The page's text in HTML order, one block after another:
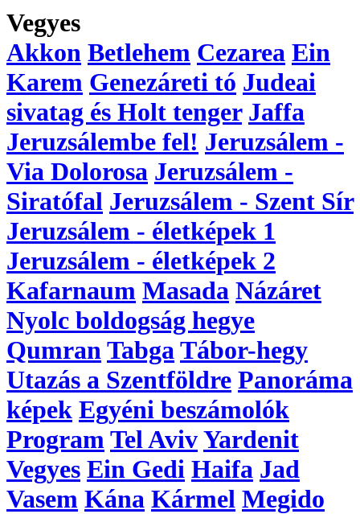
Vegyes
Akkon Betlehem Cezarea Ein
Karem Genezáreti tó Judeai
sivatag és Holt tenger Jaffa
Jeruzsálembe fel! Jeruzsálem -
Via Dolorosa Jeruzsálem -
Siratófal Jeruzsálem - Szent Sír
Jeruzsálem - életképek 1
Jeruzsálem - életképek 2
Kafarnaum Masada Názáret
Nyolc boldogság hegye
Qumran Tabga Tábor-hegy
Utazás a Szentföldre Panoráma
képek Egyéni beszámolók
Program Tel AvivYardenit
Vegyes Ein Gedi Haifa Jad
Vasem Kána Kármel Megido